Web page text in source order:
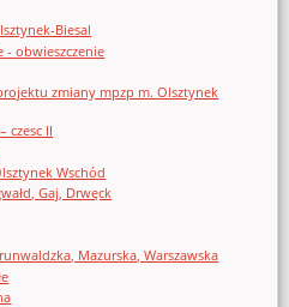
Biesal
- obwieszczenie
zmiany mpzp m. Olsztynek
czesc II
Wschód
Gaj, Drwęck
Mazurska, Warszawska